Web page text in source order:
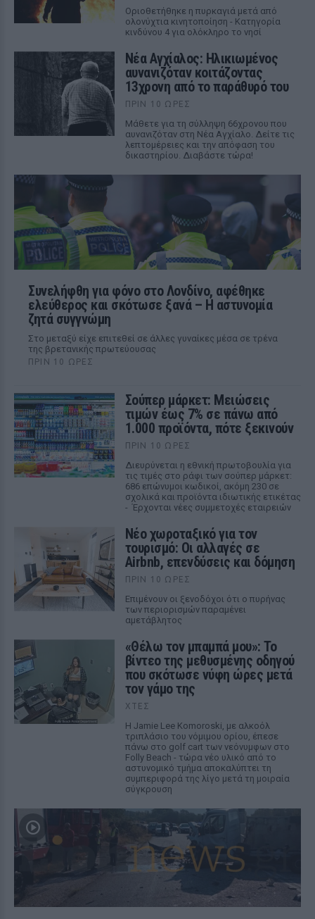
Οριοθετήθηκε η πυρκαγιά μετά από
ολονύχτια κινητοποίηση - Κατηγορία
κινδύνου 4 για ολόκληρο το νησί
Νέα Αγχίαλος: Ηλικιωμένος
αυνανιζόταν κοιτάζοντας
13χρονη από το παράθυρό του
ΠΡΙΝ 10 ΏΡΕΣ
Μάθετε για τη σύλληψη 66χρονου που
αυνανιζόταν στη Νέα Αγχίαλο. Δείτε τις
λεπτομέρειες και την απόφαση του
δικαστηρίου. Διαβάστε τώρα!
Συνελήφθη για φόνο στο Λονδίνο, αφέθηκε
ελεύθερος και σκότωσε ξανά – Η αστυνομία
ζητά συγγνώμη
Στο μεταξύ είχε επιτεθεί σε άλλες γυναίκες μέσα σε τρένα
της βρετανικής πρωτεύουσας
ΠΡΙΝ 10 ΏΡΕΣ
Σούπερ μάρκετ: Μειώσεις
τιμών έως 7% σε πάνω από
1.000 προϊόντα, πότε ξεκινούν
ΠΡΙΝ 10 ΏΡΕΣ
Διευρύνεται η εθνική πρωτοβουλία για
τις τιμές στο ράφι των σούπερ μάρκετ:
686 επώνυμοι κωδικοί, ακόμη 230 σε
σχολικά και προϊόντα ιδιωτικής ετικέτας
- Έρχονται νέες συμμετοχές εταιρειών
Νέο χωροταξικό για τον
τουρισμό: Οι αλλαγές σε
Airbnb, επενδύσεις και δόμηση
ΠΡΙΝ 10 ΏΡΕΣ
Επιμένουν οι ξενοδόχοι ότι ο πυρήνας
των περιορισμών παραμένει
αμετάβλητος
«Θέλω τον μπαμπά μου»: Το
βίντεο της μεθυσμένης οδηγού
που σκότωσε νύφη ώρες μετά
τον γάμο της
ΧΤΕΣ
Η Jamie Lee Komoroski, με αλκοόλ
τριπλάσιο του νόμιμου ορίου, έπεσε
πάνω στο golf cart των νεόνυμφων στο
Folly Beach - τώρα νέο υλικό από το
αστυνομικό τμήμα αποκαλύπτει τη
συμπεριφορά της λίγο μετά τη μοιραία
σύγκρουση